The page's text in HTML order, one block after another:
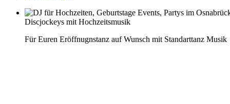
Discjockeys mit Hochzeitsmusik
Für Euren Eröffnugnstanz auf Wunsch mit Standarttanz Musik